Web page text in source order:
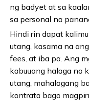
ng badyet at sa
sa personal na
Hindi rin dapat
utang, kasama na
fees, at iba pa. Ang
kabuuang halaga na
utang, mahalagang
kontrata bago